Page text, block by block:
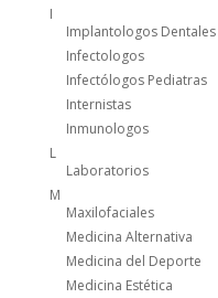
I
Implantologos Dentales
Infectologos
Infectólogos Pediatras
Internistas
Inmunologos
L
Laboratorios
M
Maxilofaciales
Medicina Alternativa
Medicina del Deporte
Medicina Estética